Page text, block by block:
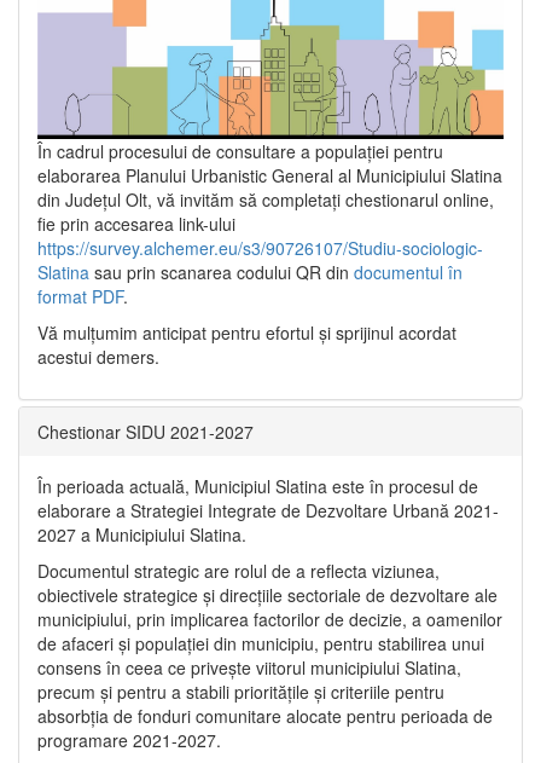
În cadrul procesului de consultare a populaţiei pentru
elaborarea Planului Urbanistic General al Municipiului Slatina
din Județul Olt, vă invităm să completați chestionarul online,
fie prin accesarea link-ului
https://survey.alchemer.eu/s3/90726107/Studiu-sociologic-
Slatina sau prin scanarea codului QR din documentul în
format PDF.
Vă mulţumim anticipat pentru efortul şi sprijinul acordat
acestui demers.
Chestionar SIDU 2021-2027
În perioada actuală, Municipiul Slatina este în procesul de
elaborare a Strategiei Integrate de Dezvoltare Urbană 2021‐
2027 a Municipiului Slatina.
Documentul strategic are rolul de a reflecta viziunea,
obiectivele strategice și direcțiile sectoriale de dezvoltare ale
municipiului, prin implicarea factorilor de decizie, a oamenilor
de afaceri și populației din municipiu, pentru stabilirea unui
consens în ceea ce privește viitorul municipiului Slatina,
precum și pentru a stabili prioritățile și criteriile pentru
absorbția de fonduri comunitare alocate pentru perioada de
programare 2021-2027.